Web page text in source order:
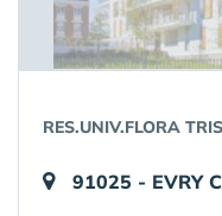
RES.UNIV.FLORA
91025 - EVRY